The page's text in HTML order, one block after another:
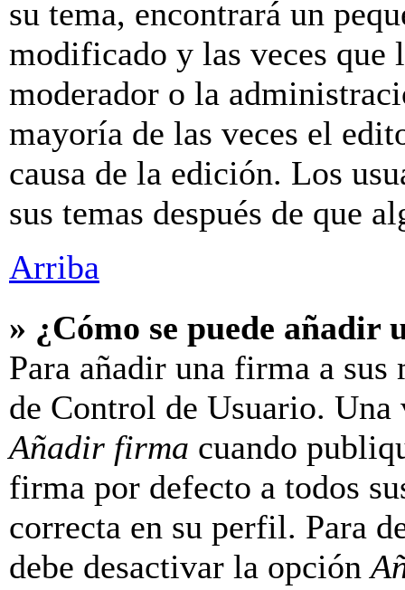
su tema, encontrará un
modificado y las veces que
moderador o la
mayoría de las veces el
causa de la edición. Los
sus temas después de que
Arriba
» ¿Cómo se puede añadir
Para añadir una firma a sus
de Control de Usuario.
Añadir firma cuando
firma por defecto a todos
correcta en su perfil. Para
debe desactivar la opción